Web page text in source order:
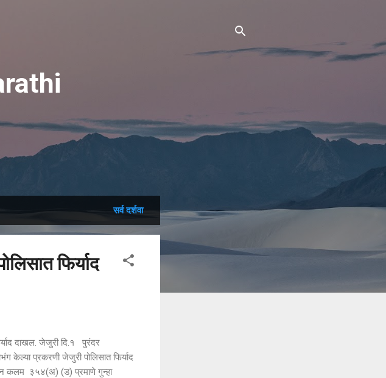
सर्व दर्शवा
फिर्याद
दाखल. जेजुरी दि.१ पुरंदर
केल्या प्रकरणी जेजुरी पोलिसात फिर्याद
कलम ३५४(अ) (ड) प्रमाणे गुन्हा